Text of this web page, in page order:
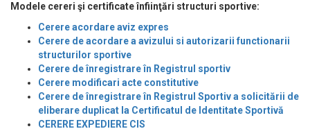
Modele cereri şi certificate înfiinţări structuri sportive:
Cerere acordare aviz expres
Cerere de acordare a avizului si autorizarii functionarii
structurilor sportive
Cerere de înregistrare în Registrul sportiv
Cerere modificari acte constitutive
Cerere de înregistrare în Registrul Sportiv a solicitării de
eliberare duplicat la Certificatul de Identitate Sportivă
CERERE EXPEDIERE CIS